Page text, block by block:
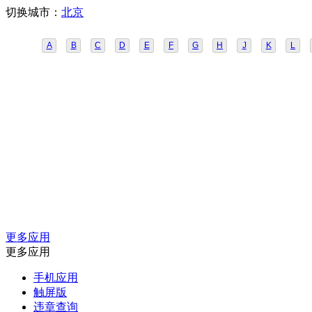
切换城市： 北京
A B C D E F G H J K L
更多应用
更多应用
手机应用
触屏版
违章查询